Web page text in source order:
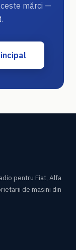
mărci —
pentru Fiat, Alfa
de masini din